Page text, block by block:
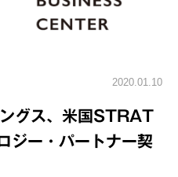
2020.01.10
グス、米国STRAT
ジー・パートナー契